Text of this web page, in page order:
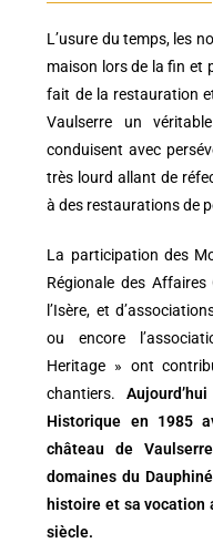
L’usure du temps, les
maison lors de la fin et
fait de la restauration
Vaulserre un
conduisent avec
très lourd allant de
à des restaurations de
La participation des
Régionale des Affaires
l’Isère, et
ou encore
Heritage » ont
chantiers.
Historique en 1985
château de
domaines du
histoire et sa vocation
siècle.